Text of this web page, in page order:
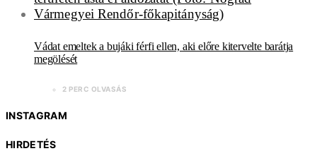
Vádat emeltek a bujáki férfi ellen, aki előre kitervelte barátja
megölését
2 PERC OLVASÁS
INSTAGRAM
HIRDETÉS